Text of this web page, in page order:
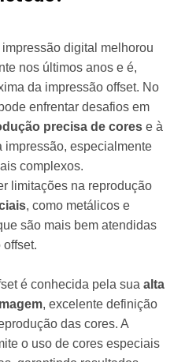
digital melhorou
nos últimos anos e é,
da impressão offset. No
enfrentar desafios em
precisa de cores e à
impressão, especialmente
complexos.
limitações na reprodução
, como metálicos e
são mais bem atendidas
é conhecida pela sua alta
, excelente definição
das cores. A
o uso de cores especiais